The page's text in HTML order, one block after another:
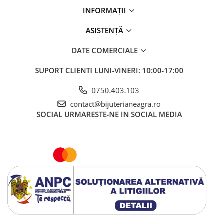
INFORMAȚII
ASISTENȚĂ
DATE COMERCIALE
SUPORT CLIENTI LUNI-VINERI: 10:00-17:00
0750.403.103
contact@bijuterianeagra.ro
SOCIAL URMARESTE-NE IN SOCIAL MEDIA